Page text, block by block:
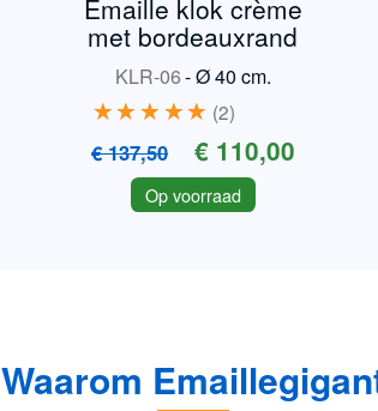
Emaille klok crème
met bordeauxrand
KLR-06-Ø 40 cm.
2
€ 137,50 € 110,00
Op voorraad
Waarom